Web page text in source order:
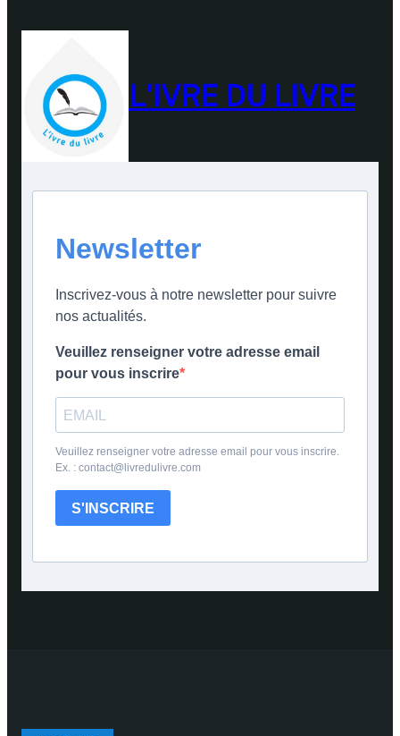
L'IVRE DU LIVRE
Newsletter
Inscrivez-vous à notre newsletter pour suivre
nos actualités.
Veuillez renseigner votre adresse email
pour vous inscrire
Veuillez renseigner votre adresse email pour vous inscrire.
Ex. : contact@livredulivre.com
S'INSCRIRE